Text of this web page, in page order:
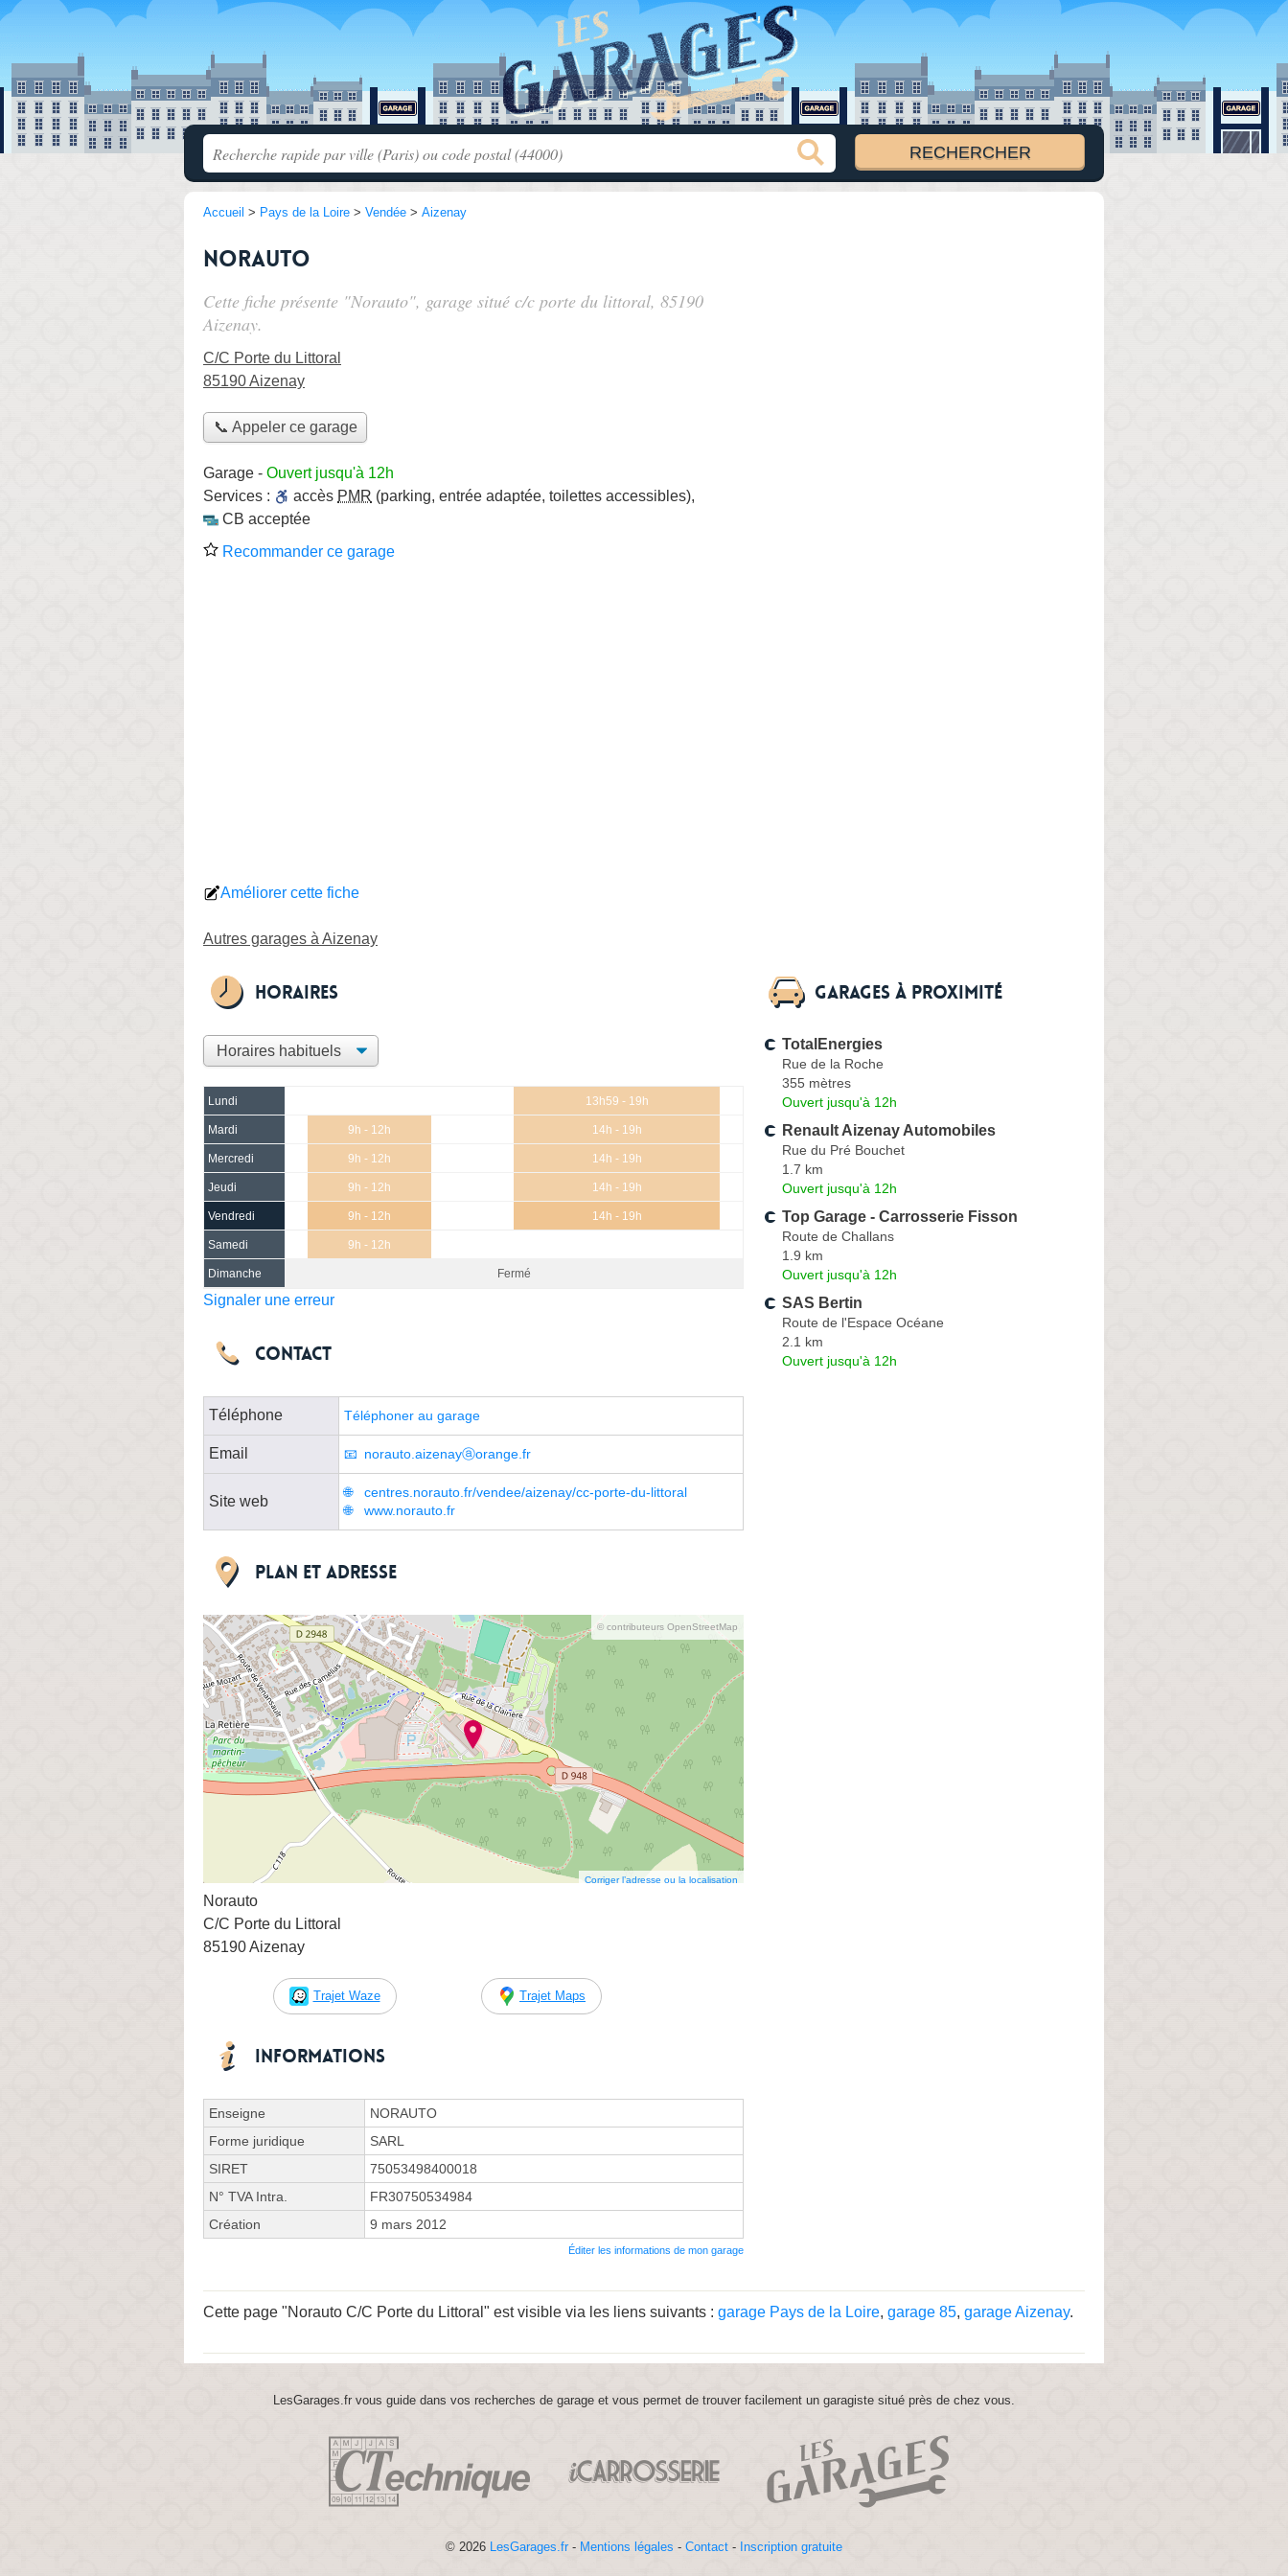
Accueil > Pays de la Loire > Vendée > Aizenay
Norauto
Cette fiche présente "Norauto", garage situé c/c porte du littoral, 85190
Aizenay.
C/C Porte du Littoral
85190 Aizenay
📞 Appeler ce garage
Garage - Ouvert jusqu'à 12h
Services :
accès PMR (parking, entrée adaptée, toilettes accessibles),
CB acceptée
Recommander ce garage
Améliorer cette fiche
Autres garages à Aizenay
Horaires
Lundi 13h59 - 19h
Mardi 9h - 12h 14h - 19h
Mercredi 9h - 12h 14h - 19h
Jeudi 9h - 12h 14h - 19h
Vendredi 9h - 12h 14h - 19h
Samedi 9h - 12h
Dimanche Fermé
Signaler une erreur
Contact
Téléphone Téléphoner au garage
Email norauto.aizenayⓐorange.fr
Site web
centres.norauto.fr/vendee/aizenay/cc-porte-du-littoral
www.norauto.fr
Plan et adresse
© contributeurs OpenStreetMap
Corriger l’adresse ou la localisation
Norauto
C/C Porte du Littoral
85190 Aizenay
Trajet Waze Trajet Maps
Informations
Enseigne
NORAUTO
Forme juridique
SARL
SIRET
75053498400018
N° TVA Intra.
FR30750534984
Création
9 mars 2012
Éditer les informations de mon garage
Garages à proximité
TotalEnergies
Rue de la Roche
355 mètres
Ouvert jusqu'à 12h
Renault Aizenay Automobiles
Rue du Pré Bouchet
1.7 km
Ouvert jusqu'à 12h
Top Garage - Carrosserie Fisson
Route de Challans
1.9 km
Ouvert jusqu'à 12h
SAS Bertin
Route de l'Espace Océane
2.1 km
Ouvert jusqu'à 12h
Cette page "Norauto C/C Porte du Littoral" est visible via les liens suivants : garage Pays de la Loire, garage 85, garage Aizenay.
LesGarages.fr vous guide dans vos recherches de garage et vous permet de trouver facilement un garagiste situé près de chez vous.
© 2026 LesGarages.fr - Mentions légales - Contact - Inscription gratuite